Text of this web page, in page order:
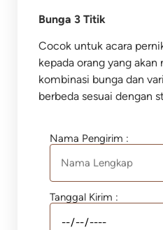
Bunga 3 Titik
Cocok untuk acara
kepada orang yang akan
kombinasi bunga dan
berbeda sesuai dengan
Nama Pengirim :
Tanggal Kirim :